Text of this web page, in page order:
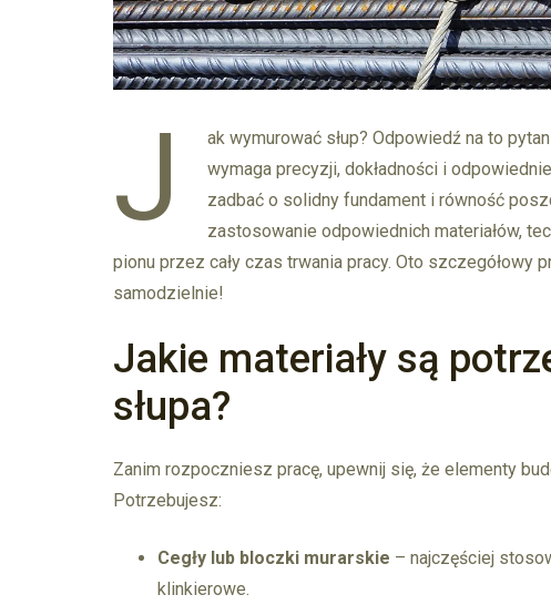
J
ak wymurować słup? Odpowiedź na to
wymaga precyzji, dokładności i
zadbać o solidny fundament i równość
zastosowanie odpowiednich materiałów,
pionu przez cały czas trwania pracy. Oto szczegółowy
samodzielnie!
Jakie materiały są
słupa?
Zanim rozpoczniesz pracę, upewnij się, że elementy
Potrzebujesz:
Cegły lub bloczki murarskie – najczęściej
klinkierowe.